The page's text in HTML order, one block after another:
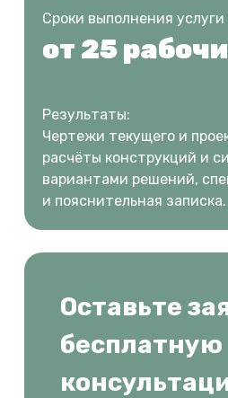
Сроки выполнения услуги
от 25
Результаты:
Чертежи текущего и
расчёты конструкций и
вариантами решений,
и пояснительная записка.
Оставьте
бесплатную